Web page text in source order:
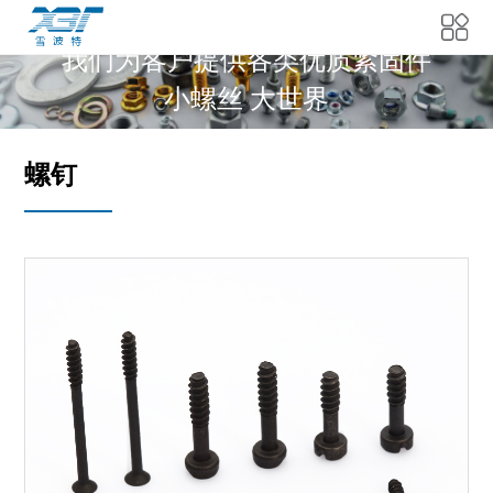
我们为客户提供各类优质紧固件
小螺丝 大世界
螺钉